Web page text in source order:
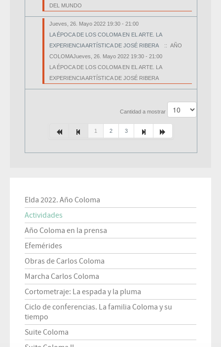
DEL MUNDO
Jueves, 26. Mayo 2022 19:30 - 21:00
LA ÉPOCA DE LOS COLOMA EN EL ARTE. LA
EXPERIENCIA ARTÍSTICA DE JOSÉ RIBERA
:: AÑO
COLOMAJueves, 26. Mayo 2022 19:30 - 21:00
LA ÉPOCA DE LOS COLOMA EN EL ARTE. LA
EXPERIENCIA ARTÍSTICA DE JOSÉ RIBERA
Cantidad a mostrar
1 2 3
Elda 2022. Año Coloma
Actividades
Año Coloma en la prensa
Efemérides
Obras de Carlos Coloma
Marcha Carlos Coloma
Cortometraje: La espada y la pluma
Ciclo de conferencias. La familia Coloma y su
tiempo
Suite Coloma